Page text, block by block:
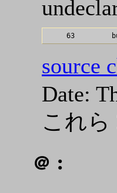
source
Date:
これら
＠ :